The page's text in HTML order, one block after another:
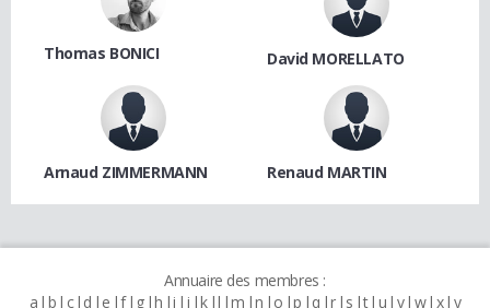
Thomas BONICI David MORELLATO
Arnaud ZIMMERMANN Renaud MARTIN
Annuaire des membres :
a b c d e f g h i j k l m n o p q r s t u v w x y